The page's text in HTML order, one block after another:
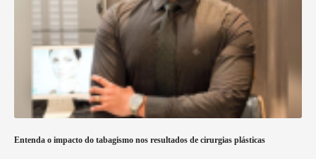
Entenda o impacto do tabagismo nos resultados de cirurgias plásticas